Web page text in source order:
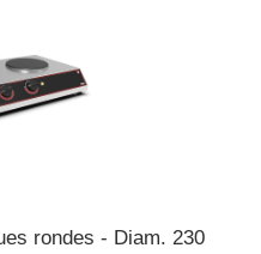
rondes - Diam. 230